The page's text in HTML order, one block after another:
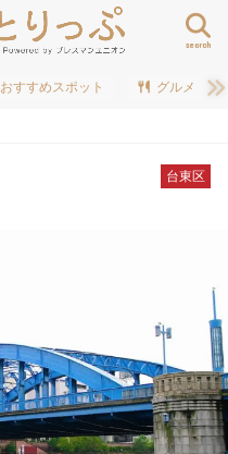
search
おすすめスポット グルメ
台東区